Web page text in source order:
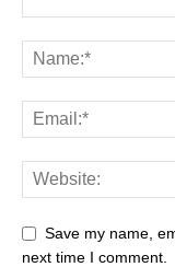
Save my name,
next time I comment.